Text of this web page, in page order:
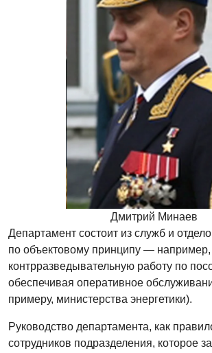
Дмитрий Минаев
Департамент состоит из служб и
по объектовому принципу —
контрразведывательную работу по
обеспечивая оперативное
примеру, министерства энергетики).
Руководство департамента, как
сотрудников подразделения, которое